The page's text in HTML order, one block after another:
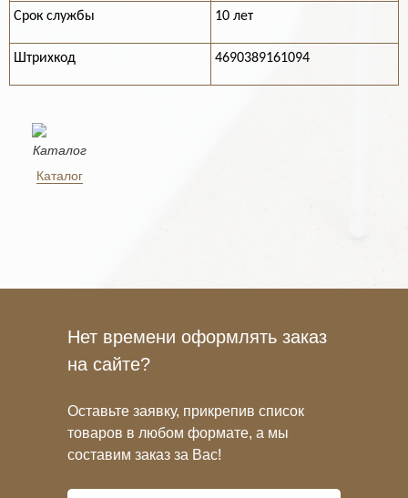
Срок службы 10 лет
Штрихкод 4690389161094
Каталог
Нет времени оформлять заказ
на сайте?
Оставьте заявку, прикрепив список
товаров в любом формате, а мы
составим заказ за Вас!